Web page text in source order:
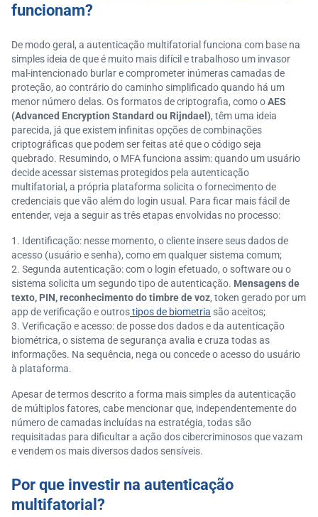
funcionam?
De modo geral, a autenticação multifatorial funciona com base na
simples ideia de que é muito mais difícil e trabalhoso um invasor
mal-intencionado burlar e comprometer inúmeras camadas de
proteção, ao contrário do caminho simplificado quando há um
menor número delas. Os formatos de criptografia, como oAES
(Advanced Encryption Standard ou Rijndael), têm uma ideia
parecida, já que existem infinitas opções de combinações
criptográficas que podem ser feitas até que o código seja
quebrado. Resumindo, o MFA funciona assim: quando um usuário
decide acessar sistemas protegidos pela autenticação
multifatorial, a própria plataforma solicita o fornecimento de
credenciais que vão além do login usual. Para ficar mais fácil de
entender, veja a seguir as três etapas envolvidas no processo:
Identificação: nesse momento, o cliente insere seus dados de
acesso (usuário e senha), como em qualquer sistema comum;
Segunda autenticação: com o login efetuado, o software ou o
sistema solicita um segundo tipo de autenticação. Mensagens de
texto, PIN, reconhecimento do timbre de voz, token gerado por um
app de verificação e outrostipos de biometria são aceitos;
Verificação e acesso: de posse dos dados e da autenticação
biométrica, o sistema de segurança avalia e cruza todas as
informações. Na sequência, nega ou concede o acesso do usuário
à plataforma.
Apesar de termos descrito a forma mais simples da autenticação
de múltiplos fatores, cabe mencionar que, independentemente do
número de camadas incluídas na estratégia, todas são
requisitadas para dificultar a ação dos cibercriminosos que vazam
e vendem os mais diversos dados sensíveis.
Por que investir na autenticação
multifatorial?